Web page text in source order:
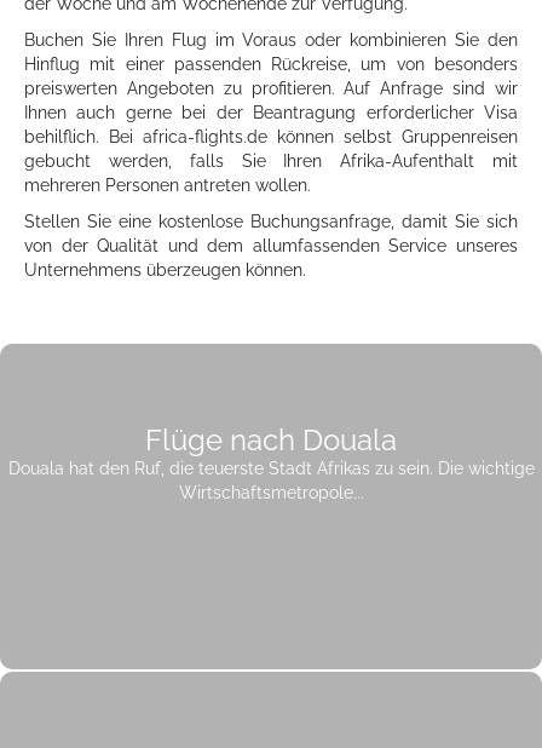
Buchen Sie Ihren Flug im Voraus oder kombinieren Sie den
Hinflug mit einer passenden Rückreise, um von besonders
preiswerten Angeboten zu profitieren. Auf Anfrage sind wir
Ihnen auch gerne bei der Beantragung erforderlicher Visa
behilflich. Bei africa-flights.de können selbst Gruppenreisen
gebucht werden, falls Sie Ihren Afrika-Aufenthalt mit
mehreren Personen antreten wollen.
Stellen Sie eine kostenlose Buchungsanfrage, damit Sie sich
von der Qualität und dem allumfassenden Service unseres
Unternehmens überzeugen können.
Flüge nach Douala
Douala hat den Ruf, die teuerste Stadt Afrikas zu sein. Die wichtige
Wirtschaftsmetropole...